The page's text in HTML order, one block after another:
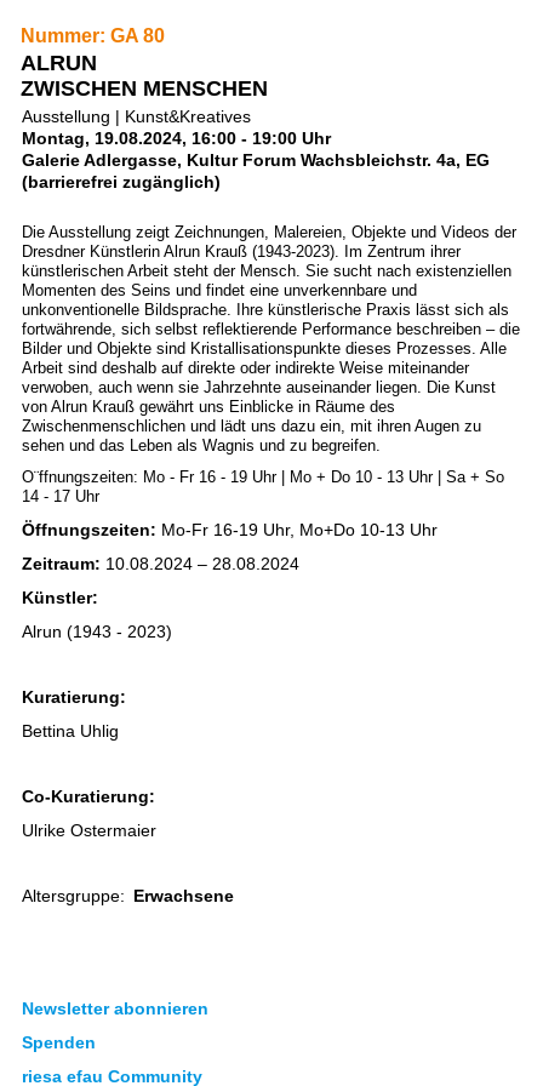
Nummer: GA 80
ALRUN
ZWISCHEN MENSCHEN
Ausstellung | Kunst&Kreatives
Montag, 19.08.2024, 16:00 - 19:00 Uhr
Galerie Adlergasse, Kultur Forum Wachsbleichstr. 4a, EG
(barrierefrei zugänglich)
Die Ausstellung zeigt Zeichnungen, Malereien, Objekte und Videos der
Dresdner Künstlerin Alrun Krauß (1943-2023). Im Zentrum ihrer
künstlerischen Arbeit steht der Mensch. Sie sucht nach existenziellen
Momenten des Seins und findet eine unverkennbare und
unkonventionelle Bildsprache. Ihre künstlerische Praxis lässt sich als
fortwährende, sich selbst reflektierende Performance beschreiben – die
Bilder und Objekte sind Kristallisationspunkte dieses Prozesses. Alle
Arbeit sind deshalb auf direkte oder indirekte Weise miteinander
verwoben, auch wenn sie Jahrzehnte auseinander liegen. Die Kunst
von Alrun Krauß gewährt uns Einblicke in Räume des
Zwischenmenschlichen und lädt uns dazu ein, mit ihren Augen zu
sehen und das Leben als Wagnis und zu begreifen.
O¨ffnungszeiten: Mo - Fr 16 - 19 Uhr | Mo + Do 10 - 13 Uhr | Sa + So
14 - 17 Uhr
Öffnungszeiten: Mo-Fr 16-19 Uhr, Mo+Do 10-13 Uhr
Zeitraum: 10.08.2024 – 28.08.2024
Künstler:
Alrun (1943 - 2023)
Kuratierung:
Bettina Uhlig
Co-Kuratierung:
Ulrike Ostermaier
Altersgruppe: Erwachsene
Newsletter abonnieren
Spenden
riesa efau Community